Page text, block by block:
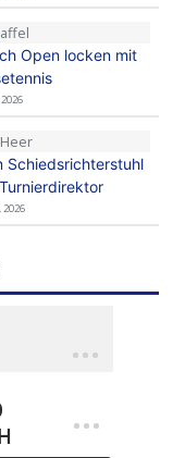
Open locken mit
Schiedsrichterstuhl